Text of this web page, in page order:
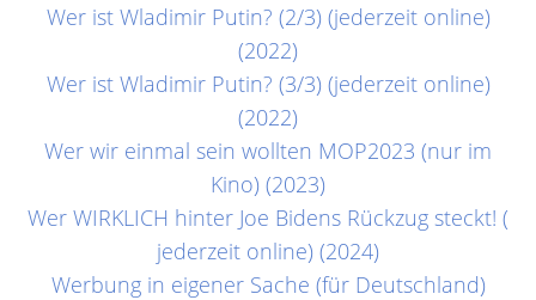
Wer ist Wladimir Putin? (2/3) (jederzeit online)
(2022)
Wer ist Wladimir Putin? (3/3) (jederzeit online)
(2022)
Wer wir einmal sein wollten MOP2023 (nur im
Kino) (2023)
Wer WIRKLICH hinter Joe Bidens Rückzug steckt! ‪(
jederzeit online) (2024)
Werbung in eigener Sache (für Deutschland)